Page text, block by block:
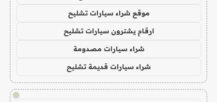
موقع شراء سيارات تشليح
ارقام يشترون سيارات تشليح
شراء سيارات مصدومة
شراء سيارات قديمة تشليح
!